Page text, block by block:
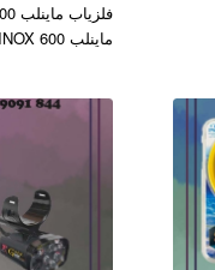
ماینلب EQUINOX 600 ؛ کمپانی فل…